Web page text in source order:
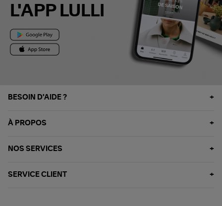
L'APP LULLI
BESOIN D'AIDE ?
À PROPOS
NOS SERVICES
SERVICE CLIENT